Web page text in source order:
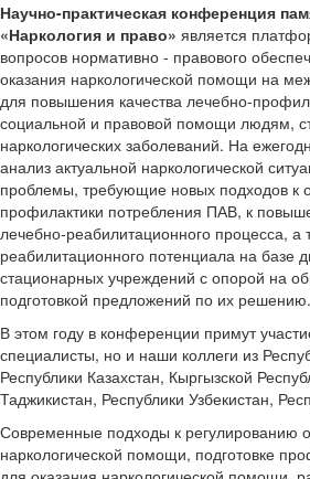
Научно-практическая конференция
«Наркология и право» является
вопросов нормативно - правового
оказания наркологической помощи на
для повышения качества лечебно-
социальной и правовой помощи людям,
наркологических заболеваний. На
анализ актуальной наркологической
проблемы, требующие новых подходов к
профилактики потребления ПАВ, к
лечебно-реабилитационного процесса, а
реабилитационного потенциала на базе
стационарных учреждений с опорой на
подготовкой предложений по их решению.
В этом году в конференции примут
специалисты, но и наши коллеги из
Республики Казахстан, Кыргызской
Таджикистан, Республики Узбекистан,
Современные подходы к регулированию
наркологической помощи, подготовке